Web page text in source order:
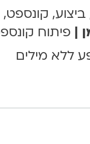
ביצוע,
| פיתוח
ללא מילים